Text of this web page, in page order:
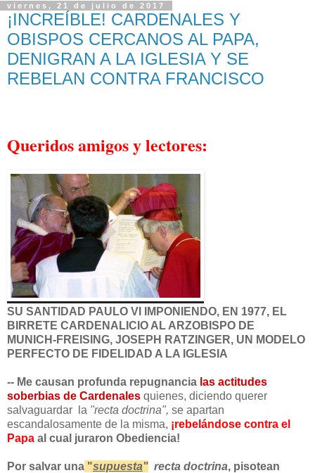
viernes, 21 de julio de 2017
¡INCREÍBLE! CARDENALES Y
OBISPOS CERCANOS AL PAPA,
DENIGRAN A LA IGLESIA Y SE
REBELAN CONTRA FRANCISCO
Queridos amigos y lectores:
SU SANTIDAD PAULO VI IMPONIENDO, EN 1977, EL
BIRRETE CARDENALICIO AL ARZOBISPO DE
MUNICH-FREISING, JOSEPH RATZINGER, UN MODELO
PERFECTO DE FIDELIDAD A LA IGLESIA
-- Me causan profunda repugnancia las actitudes
soberbias de Cardenales quienes, diciendo querer
salvaguardar la "recta doctrina", se apartan
escandalosamente de la misma, ¡rebelándose contra el
Papa al cual juraron Obediencia!
Por salvar una "supuesta" recta doctrina, pisotean